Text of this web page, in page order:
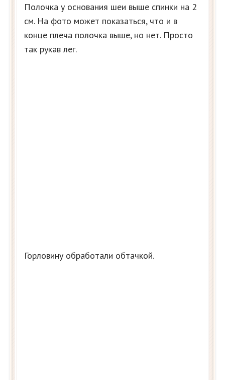
Полочка у основания шеи выше спинки на 2
см. На фото может показаться, что и в
конце плеча полочка выше, но нет. Просто
так рукав лег.
Горловину обработали обтачкой.